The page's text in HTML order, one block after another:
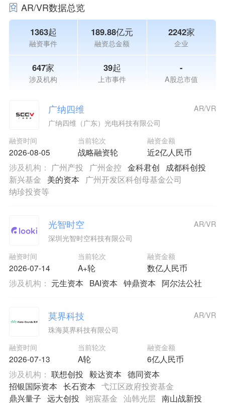
AR/VR数据总览
1363起
融资事件
189.88亿元
融资总金额
2242家
企业
647家
涉及机构
39起
上市事件
-
A股总市值
广纳四维
广纳四维（广东）光电科技有限公司
融资时间
2026-08-05
当前轮次
战略融资轮
融资金额
近2亿人民币
AR/VR
涉及机构： 广州产投 广州金控 金科君创
成都科创投
新兴基金
美的资本
广州开发区科创母基金公司
纳珍投资等
光智时空
深圳光智时空科技有限公司
融资时间
2026-07-14
当前轮次
A+轮
融资金额
数亿人民币
AR/VR
涉及机构： 元生资本 BAI资本 钟鼎资本 阿尔法公社
莫界科技
珠海莫界科技有限公司
融资时间
2026-07-13
当前轮次
A轮
融资金额
6亿人民币
AR/VR
涉及机构： 联想创投 毅达资本 德同资本
招银国际资本 长石资本 弋江区政府投资基金
鼎兴量子 远大创投 翊宸基金 汕韩光层 南山战新投